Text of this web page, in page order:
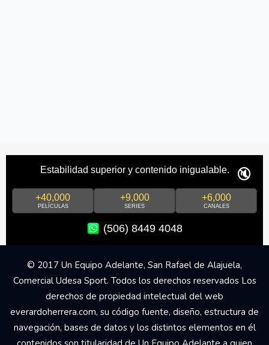
Estabilidad superior y contenido inigualable.
+40,000
PELÍCULAS
+9,000
SERIES
+6,000
CANALES
(506) 8449 4048
🔇
© 2017 Un Equipo Adelante, San Rafael de Alajuela,
Comercial Udesa Sport. Todos los derechos reservados Los
derechos de propiedad intelectual del web
everardoherrera.com, su código fuente, diseño, estructura de
navegación, bases de datos y los distintos elementos en él